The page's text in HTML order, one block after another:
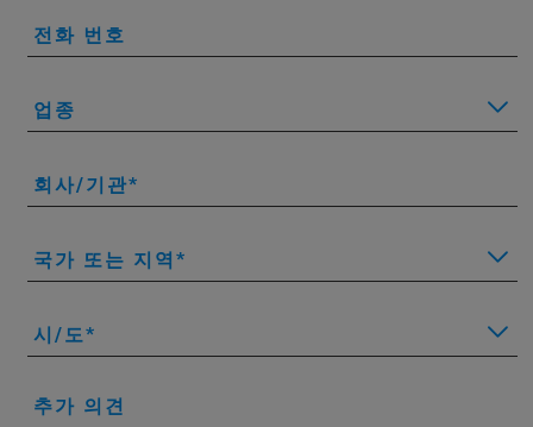
전화 번호
업종
회사/기관
국가 또는 지역
시/도
추가 의견